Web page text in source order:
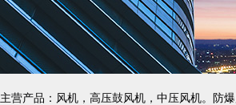
主营产品：风机，高压鼓风机，中压风机。防